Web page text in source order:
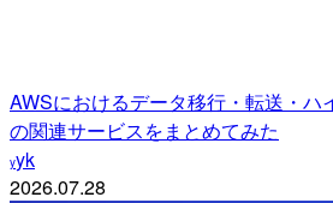
AWSにおけるデータ移行・転送・ハ
の関連サービスをまとめてみた
yyk
2026.07.28